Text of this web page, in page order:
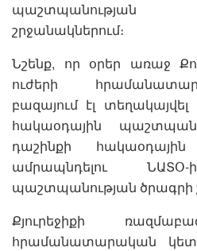
շրջանակներում։
Նշենք, որ օրեր առաջ
ուժերի
բազայում էլ
հակաօդային
դաշինքի հակաօդային
ամրապնդելու
պաշտպանության ծրագրի
Քյուրեջիքի
հրամանատարական